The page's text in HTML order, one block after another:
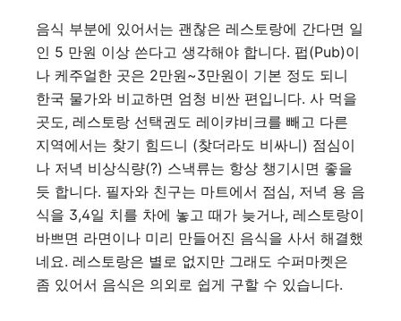
음식 부분에 있어서는 괜찮은 레스토랑에 간다면 일
인 5 만원 이상 쓴다고 생각해야 합니다. 펍(Pub)이
나 케주얼한 곳은 2만원~3만원이 기본 정도 되니
한국 물가와 비교하면 엄청 비싼 편입니다. 사 먹을
곳도, 레스토랑 선택권도 레이캬비크를 빼고 다른
지역에서는 찾기 힘드니 (찾더라도 비싸니) 점심이
나 저녁 비상식량(?) 스낵류는 항상 챙기시면 좋을
듯 합니다. 필자와 친구는 마트에서 점심, 저녁 용 음
식을 3,4일 치를 차에 놓고 때가 늦거나, 레스토랑이
바쁘면 라면이나 미리 만들어진 음식을 사서 해결했
네요. 레스토랑은 별로 없지만 그래도 수퍼마켓은
좀 있어서 음식은 의외로 쉽게 구할 수 있습니다.